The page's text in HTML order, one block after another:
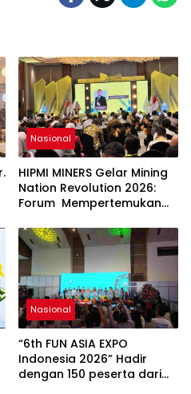
Nasional
HIPMI MINERS Gelar Mining
Nation Revolution 2026:
Forum Mempertemukan
Investor, Akademisi, dan
Pengusaha dalam
Mendukung Percepatan
Hilirisasi Nasional.
Nasional
“6th FUN ASIA EXPO
Indonesia 2026” Hadir
dengan 150 peserta dari